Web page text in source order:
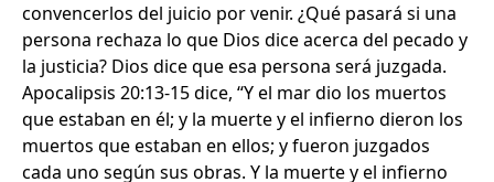
convencerlos del juicio por venir. ¿Qué pasará si una
persona rechaza lo que Dios dice acerca del pecado y
la justicia? Dios dice que esa persona será juzgada.
Apocalipsis 20:13-15 dice, “Y el mar dio los muertos
que estaban en él; y la muerte y el infierno dieron los
muertos que estaban en ellos; y fueron juzgados
cada uno según sus obras. Y la muerte y el infierno